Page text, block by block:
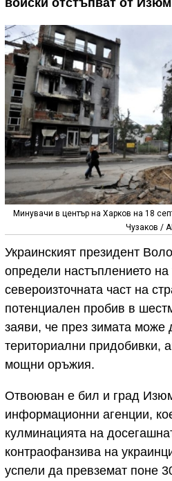
Минувачи в център на Харков на 18
Чузаков /
Украинският президент
определи настъплението на
североизточната част на
потенциален пробив в
заяви, че през зимата може
териториални придобивки,
мощни оръжия.
Отвоюван е бил и град
информационни агенции,
кулминацията на
контраофанзива на
успели да превземат поне